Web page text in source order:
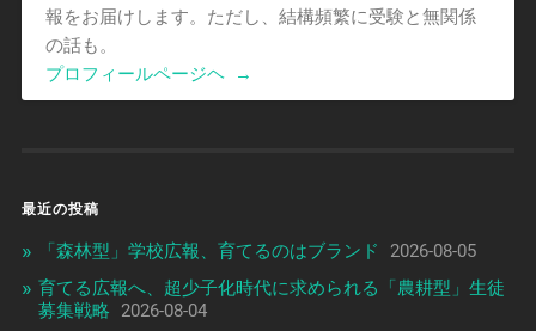
報をお届けします。ただし、結構頻繁に受験と無関係
の話も。
プロフィールページヘ
→
最近の投稿
「森林型」学校広報、育てるのはブランド
2026-08-05
育てる広報へ、超少子化時代に求められる「農耕型」生徒
募集戦略
2026-08-04